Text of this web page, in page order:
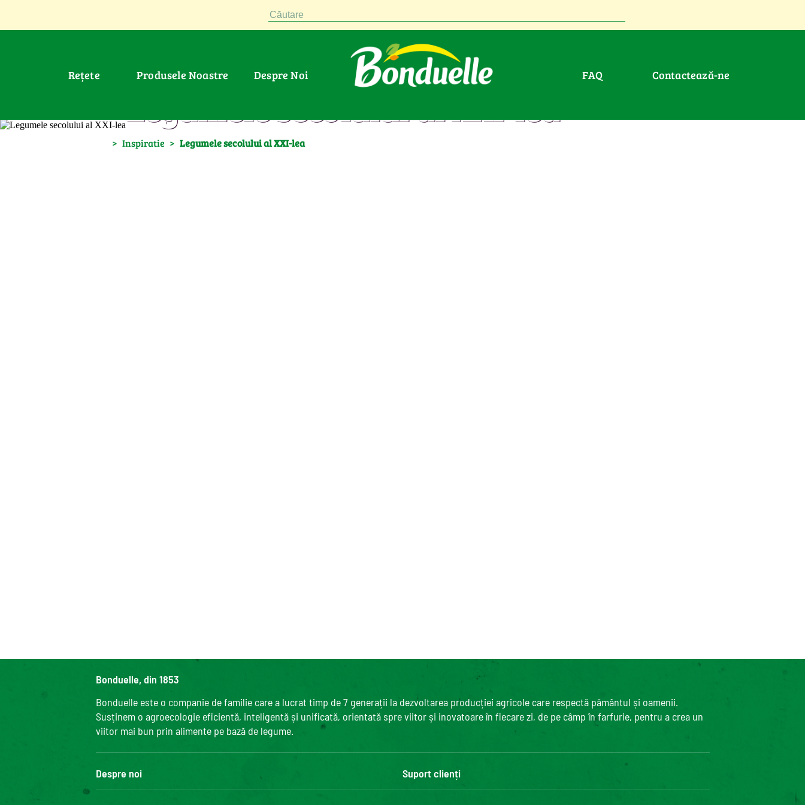
Căutare
Rețete Produsele Noastre Despre Noi FAQ Contactează-ne
> Inspiratie > Legumele secolului al XXI-lea
Legumele secolului al XXI-lea
Bonduelle, din 1853
Bonduelle este o companie de familie care a lucrat timp de 7 generații la dezvoltarea producției agricole care respectă pământul și oamenii.
Susținem o agroecologie eficientă, inteligentă și unificată, orientată spre viitor și inovatoare în fiecare zi, de pe câmp în farfurie, pentru a crea un
viitor mai bun prin alimente pe bază de legume.
Despre noi
Suport clienți